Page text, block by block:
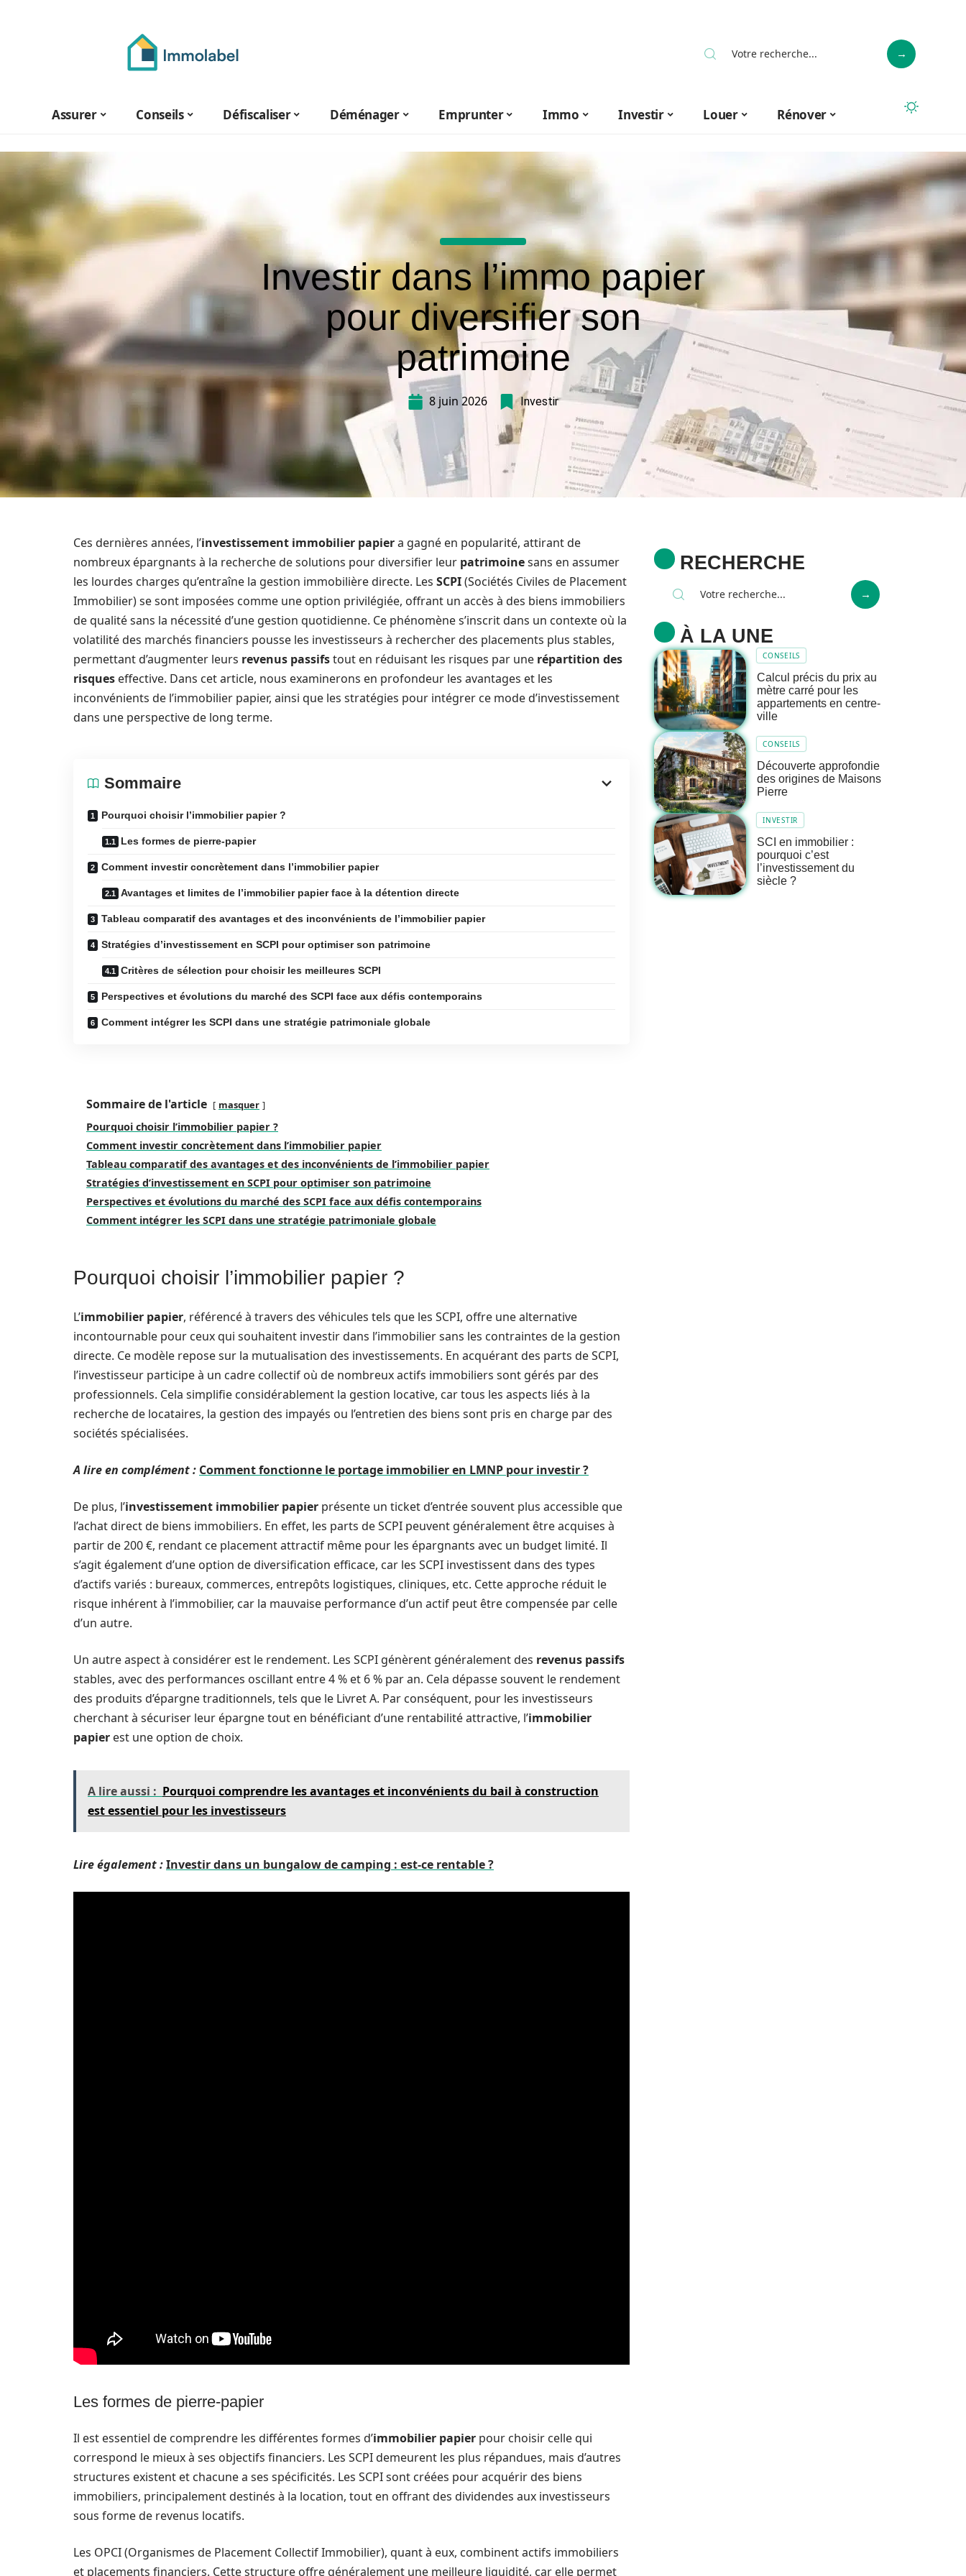
Assurer Conseils Défiscaliser Déménager Emprunter Immo Investir Louer Rénover
Investir dans l’immo papier
pour diversifier son
patrimoine
8 juin 2026 Investir
Ces dernières années, l’investissement immobilier papiera gagné en popularité, attirant de
nombreux épargnants à la recherche de solutions pour diversifier leur patrimoinesans en assumer
les lourdes charges qu’entraîne la gestion immobilière directe. Les SCPI(Sociétés Civiles de Placement
Immobilier) se sont imposées comme une option privilégiée, offrant un accès à des biens immobiliers
de qualité sans la nécessité d’une gestion quotidienne. Ce phénomène s’inscrit dans un contexte où la
volatilité des marchés financiers pousse les investisseurs à rechercher des placements plus stables,
permettant d’augmenter leurs revenus passifstout en réduisant les risques par une répartition des
risques effective. Dans cet article, nous examinerons en profondeur les avantages et les
inconvénients de l’immobilier papier, ainsi que les stratégies pour intégrer ce mode d’investissement
dans une perspective de long terme.
Sommaire
Pourquoi choisir l’immobilier papier ?
Les formes de pierre-papier
Comment investir concrètement dans l’immobilier papier
Avantages et limites de l’immobilier papier face à la détention directe
Tableau comparatif des avantages et des inconvénients de l’immobilier papier
Stratégies d’investissement en SCPI pour optimiser son patrimoine
Critères de sélection pour choisir les meilleures SCPI
Perspectives et évolutions du marché des SCPI face aux défis contemporains
Comment intégrer les SCPI dans une stratégie patrimoniale globale
Sommaire de l'article masquer
Pourquoi choisir l’immobilier papier ?
Comment investir concrètement dans l’immobilier papier
Tableau comparatif des avantages et des inconvénients de l’immobilier papier
Stratégies d’investissement en SCPI pour optimiser son patrimoine
Perspectives et évolutions du marché des SCPI face aux défis contemporains
Comment intégrer les SCPI dans une stratégie patrimoniale globale
Pourquoi choisir l’immobilier papier ?
L’immobilier papier, référencé à travers des véhicules tels que les SCPI, offre une alternative
incontournable pour ceux qui souhaitent investir dans l’immobilier sans les contraintes de la gestion
directe. Ce modèle repose sur la mutualisation des investissements. En acquérant des parts de SCPI,
l’investisseur participe à un cadre collectif où de nombreux actifs immobiliers sont gérés par des
professionnels. Cela simplifie considérablement la gestion locative, car tous les aspects liés à la
recherche de locataires, la gestion des impayés ou l’entretien des biens sont pris en charge par des
sociétés spécialisées.
A lire en complément : Comment fonctionne le portage immobilier en LMNP pour investir ?
De plus, l’investissement immobilier papier présente un ticket d’entrée souvent plus accessible que
l’achat direct de biens immobiliers. En effet, les parts de SCPI peuvent généralement être acquises à
partir de 200 €, rendant ce placement attractif même pour les épargnants avec un budget limité. Il
s’agit également d’une option de diversification efficace, car les SCPI investissent dans des types
d’actifs variés : bureaux, commerces, entrepôts logistiques, cliniques, etc. Cette approche réduit le
risque inhérent à l’immobilier, car la mauvaise performance d’un actif peut être compensée par celle
d’un autre.
Un autre aspect à considérer est le rendement. Les SCPI génèrent généralement des revenus passifs
stables, avec des performances oscillant entre 4 % et 6 % par an. Cela dépasse souvent le rendement
des produits d’épargne traditionnels, tels que le Livret A. Par conséquent, pour les investisseurs
cherchant à sécuriser leur épargne tout en bénéficiant d’une rentabilité attractive, l’immobilier
papier est une option de choix.
A lire aussi : Pourquoi comprendre les avantages et inconvénients du bail à construction
est essentiel pour les investisseurs
Lire également :Investir dans un bungalow de camping : est-ce rentable ?
Les formes de pierre-papier
Il est essentiel de comprendre les différentes formes d’immobilier papier pour choisir celle qui
correspond le mieux à ses objectifs financiers. Les SCPI demeurent les plus répandues, mais d’autres
structures existent et chacune a ses spécificités. Les SCPI sont créées pour acquérir des biens
immobiliers, principalement destinés à la location, tout en offrant des dividendes aux investisseurs
sous forme de revenus locatifs.
Les OPCI (Organismes de Placement Collectif Immobilier), quant à eux, combinent actifs immobiliers
et placements financiers. Cette structure offre généralement une meilleure liquidité, car elle permet
RECHERCHE
À LA UNE
CONSEILS
Calcul précis du prix au
mètre carré pour les
appartements en centre-
ville
CONSEILS
Découverte approfondie
des origines de Maisons
Pierre
INVESTIR
SCI en immobilier :
pourquoi c’est
l’investissement du
siècle ?